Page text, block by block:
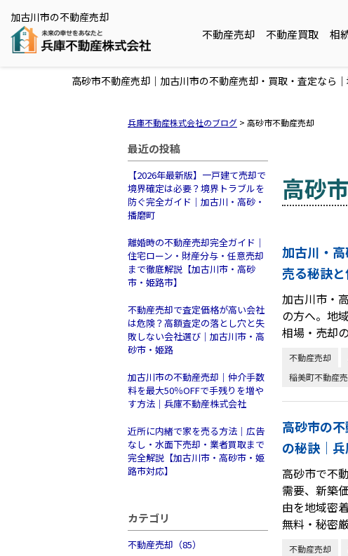
加古川市の不動産売却
不動産売却 不動産買取 相
高砂市不動産売却｜加古川市の不動産売却・買取・査定なら
兵庫不動産株式会社のブログ > 高砂市不動産売却
最近の投稿
【2026年最新版】一戸建て売却で
境界確定は必要？境界トラブルを
防ぐ完全ガイド｜加古川・高砂・
播磨町
離婚時の不動産売却完全ガイド｜
住宅ローン・財産分与・任意売却
まで徹底解説【加古川市・高砂
市・姫路市】
不動産売却で査定価格が高い会社
は危険？高額査定の落とし穴と失
敗しない会社選び｜加古川市・高
砂市・姫路
加古川市の不動産売却｜仲介手数
料を最大50％OFFで手残りを増や
す方法｜兵庫不動産株式会社
近所に内緒で家を売る方法｜広告
なし・水面下売却・業者買取まで
完全解説【加古川市・高砂市・姫
路市対応】
カテゴリ
不動産売却（85）
高砂
加古川・
売る秘訣
加古川市・
の方へ。地
相場・売却
不動産売却
稲美町不動産
高砂市の
の秘訣｜
高砂市で不
需要、新築
由を地域密
無料・秘密
不動産売却